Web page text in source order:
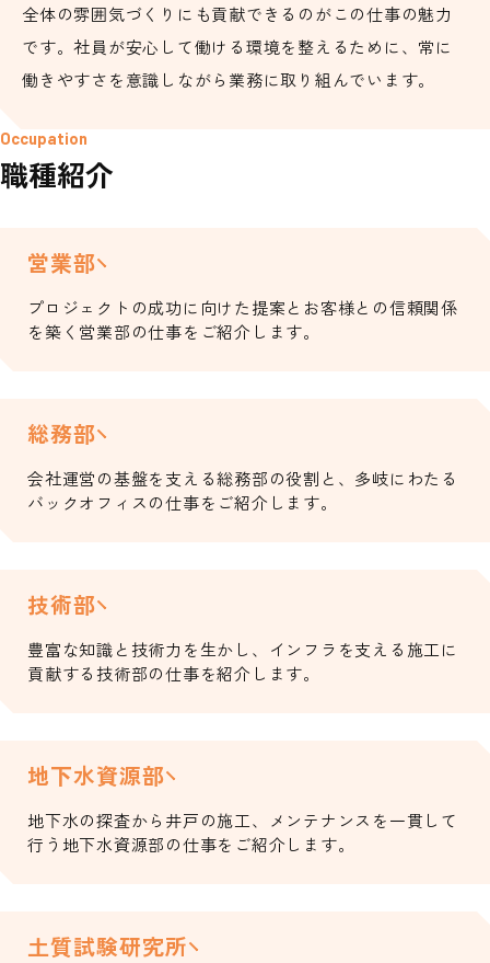
全体の雰囲気づくりにも貢献できるのがこの仕事の魅力
です。社員が安心して働ける環境を整えるために、常に
働きやすさを意識しながら業務に取り組んでいます。
職種紹介
営業部
プロジェクトの成功に向けた提案とお客様との信頼関係
を築く営業部の仕事をご紹介します。
総務部
会社運営の基盤を支える総務部の役割と、多岐にわたる
バックオフィスの仕事をご紹介します。
技術部
豊富な知識と技術力を生かし、インフラを支える施工に
貢献する技術部の仕事を紹介します。
地下水資源部
地下水の探査から井戸の施工、メンテナンスを一貫して
行う地下水資源部の仕事をご紹介します。
土質試験研究所